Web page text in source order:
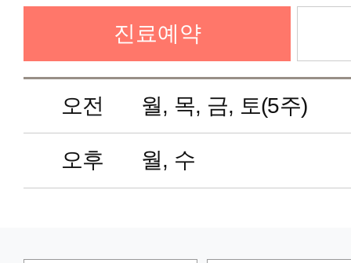
정신건강의학과
진료예약
오전 월, 목, 금, 토(5주)
오후 월, 수